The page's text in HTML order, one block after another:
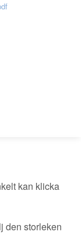
kan klicka
den storleken